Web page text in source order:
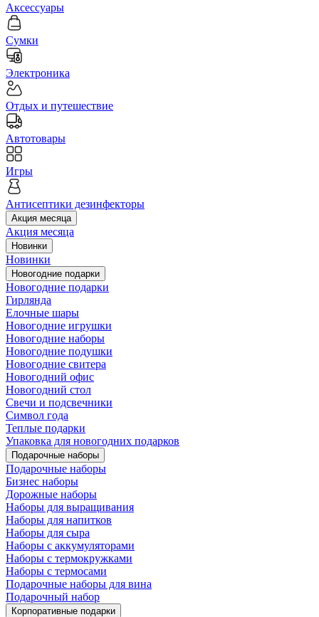
Аксессуары
Сумки
Электроника
Отдых и путешествие
Автотовары
Игры
Антисептики дезинфекторы
Акция месяца
Акция месяца
Новинки
Новинки
Новогодние подарки
Новогодние подарки
Гирлянда
Елочные шары
Новогодние игрушки
Новогодние наборы
Новогодние подушки
Новогодние свитера
Новогодний офис
Новогодний стол
Свечи и подсвечники
Символ года
Теплые подарки
Упаковка для новогодних подарков
Подарочные наборы
Подарочные наборы
Бизнес наборы
Дорожные наборы
Наборы для выращивания
Наборы для напитков
Наборы для сыра
Наборы с аккумуляторами
Наборы с термокружками
Наборы с термосами
Подарочные наборы для вина
Подарочный набор
Корпоративные подарки